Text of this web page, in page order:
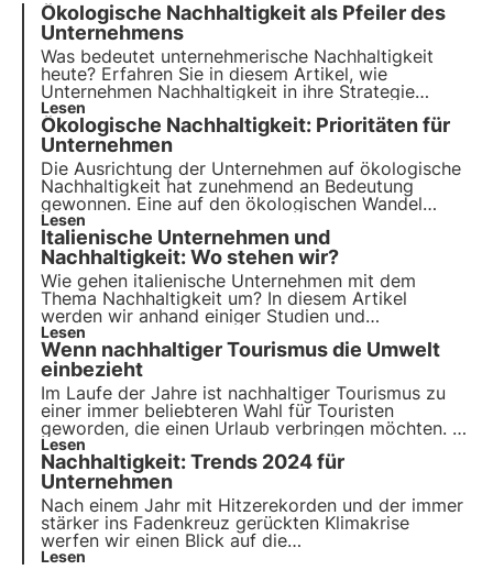
Ökologische Nachhaltigkeit als Pfeiler des
Unternehmens
Was bedeutet unternehmerische Nachhaltigkeit
heute? Erfahren Sie in diesem Artikel, wie
Unternehmen Nachhaltigkeit in ihre Strategie
einbeziehen und welche Rolle sie bei der
Erreichung der Ziele der Agenda 2030 spielen.
Erfahren Sie mehr mit den Pills from the Oasis, der
digitalen Akademie von 3Bee.
Lesen
Ökologische Nachhaltigkeit: Prioritäten für
Unternehmen
Die Ausrichtung der Unternehmen auf ökologische
Nachhaltigkeit hat zunehmend an Bedeutung
gewonnen. Eine auf den ökologischen Wandel
ausgerichtete Unternehmensstrategie ist keine
Option, sondern eine Notwendigkeit. Lassen Sie
uns sehen, wie Sie sie zu Ihrer eigenen machen
können, um zu wachsen und die Wirtschaft
anzukurbeln.
Lesen
Italienische Unternehmen und
Nachhaltigkeit: Wo stehen wir?
Wie gehen italienische Unternehmen mit dem
Thema Nachhaltigkeit um? In diesem Artikel
werden wir anhand einiger Studien und
Untersuchungen analysieren, wie die Nachhaltigkeit
zu einem strategischen Unternehmenshebel wird,
der zum Risikomanagement und zur
Kostensenkung beiträgt.
Lesen
Wenn nachhaltiger Tourismus die Umwelt
einbezieht
Im Laufe der Jahre ist nachhaltiger Tourismus zu
einer immer beliebteren Wahl für Touristen
geworden, die einen Urlaub verbringen möchten. In
diesem Artikel werfen wir einen genaueren Blick
auf den Ökotourismus: ein wachsender Trend
sowohl für Reisende als auch für
Beherbergungsbetriebe.
Lesen
Nachhaltigkeit: Trends 2024 für
Unternehmen
Nach einem Jahr mit Hitzerekorden und der immer
stärker ins Fadenkreuz gerückten Klimakrise
werfen wir einen Blick auf die
Nachhaltigkeitstrends für die Unternehmenswelt im
Lesen